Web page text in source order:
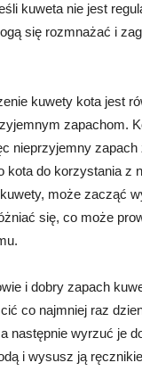
kuweta nie jest
się rozmnażać i
kuwety kota jest
zapachom.
nieprzyjemny
kota do korzystania z
może zacząć
się, co może
i dobry zapach
co najmniej raz
następnie wyrzuć je
i wysusz ją